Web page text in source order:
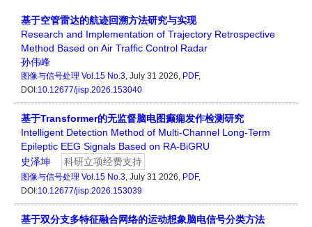
基于空管雷达的航迹回溯方法研究与实现
Research and Implementation of Trajectory Retrospective
Method Based on Air Traffic Control Radar
孙伟峰
图像与信号处理 Vol.15 No.3, July 31 2026, PDF,
DOI:10.12677/jisp.2026.153040
基于Transformer的无监督脑电图癫痫发作检测研究
Intelligent Detection Method of Multi-Channel Long-Term
Epileptic EEG Signals Based on RA-BiGRU
史泽坤
科研立项经费支持
图像与信号处理 Vol.15 No.3, July 31 2026, PDF,
DOI:10.12677/jisp.2026.153039
基于双分支多特征融合网络的运动想象脑电信号分类方法